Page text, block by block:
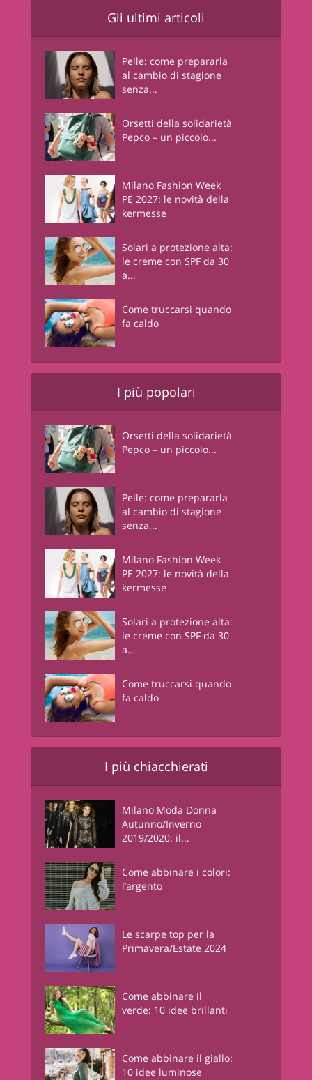
Gli ultimi articoli
Pelle: come prepararla
al cambio di stagione
senza...
Orsetti della solidarietà
Pepco – un piccolo...
Milano Fashion Week
PE 2027: le novità della
kermesse
Solari a protezione alta:
le creme con SPF da 30
a...
Come truccarsi quando
fa caldo
I più popolari
Orsetti della solidarietà
Pepco – un piccolo...
Pelle: come prepararla
al cambio di stagione
senza...
Milano Fashion Week
PE 2027: le novità della
kermesse
Solari a protezione alta:
le creme con SPF da 30
a...
Come truccarsi quando
fa caldo
I più chiacchierati
Milano Moda Donna
Autunno/Inverno
2019/2020: il...
Come abbinare i colori:
l’argento
Le scarpe top per la
Primavera/Estate 2024
Come abbinare il
verde: 10 idee brillanti
Come abbinare il giallo:
10 idee luminose